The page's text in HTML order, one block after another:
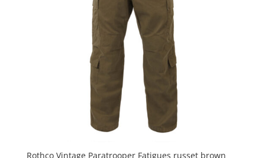
Rothco Vintage Paratrooper Fatigues russet brown